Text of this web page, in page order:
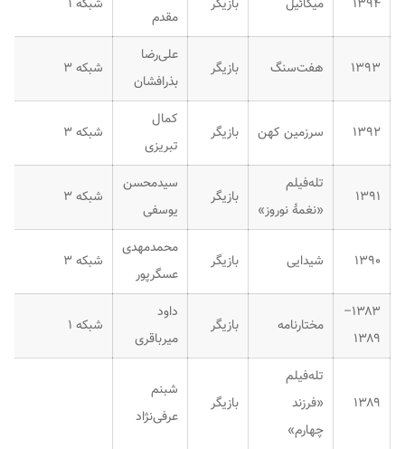
۱۳۹۴ میکائیل بازیگر
مقدم
شبکه ۱
۱۳۹۳ هفت‌سنگ بازیگر
علی‌رضا
بذرافشان
شبکه ۳
۱۳۹۲ سرزمین کهن بازیگر
کمال
تبریزی
شبکه ۳
۱۳۹۱
تله‌فیلم
«نغمهٔ نوروز»
بازیگر
سیدمحسن
یوسفی
شبکه ۳
۱۳۹۰ شیدایی بازیگر
محمدمهدی
عسگرپور
شبکه ۳
۱۳۸۳–
۱۳۸۹
مختارنامه بازیگر
داود
میرباقری
شبکه ۱
۱۳۸۹
تله‌فیلم
«فرزند
چهارم»
بازیگر
شبنم
عرفی‌نژاد